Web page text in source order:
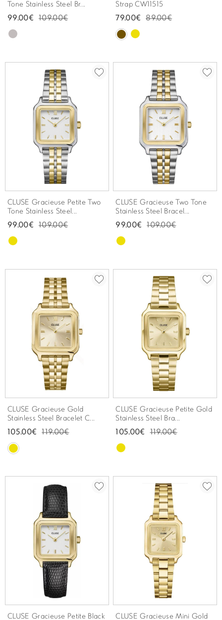
Tone Stainless Steel Br...
99.00€ 109.00€
Strap CW11515
79.00€ 89.00€
CLUSE Gracieuse Petite Two
Tone Stainless Steel...
99.00€ 109.00€
CLUSE Gracieuse Two Tone
Stainless Steel Bracel...
99.00€ 109.00€
CLUSE Gracieuse Gold
Stainless Steel Bracelet C...
105.00€ 119.00€
CLUSE Gracieuse Petite Gold
Stainless Steel Bra...
105.00€ 119.00€
CLUSE Gracieuse Petite Black CLUSE Gracieuse Mini Gold